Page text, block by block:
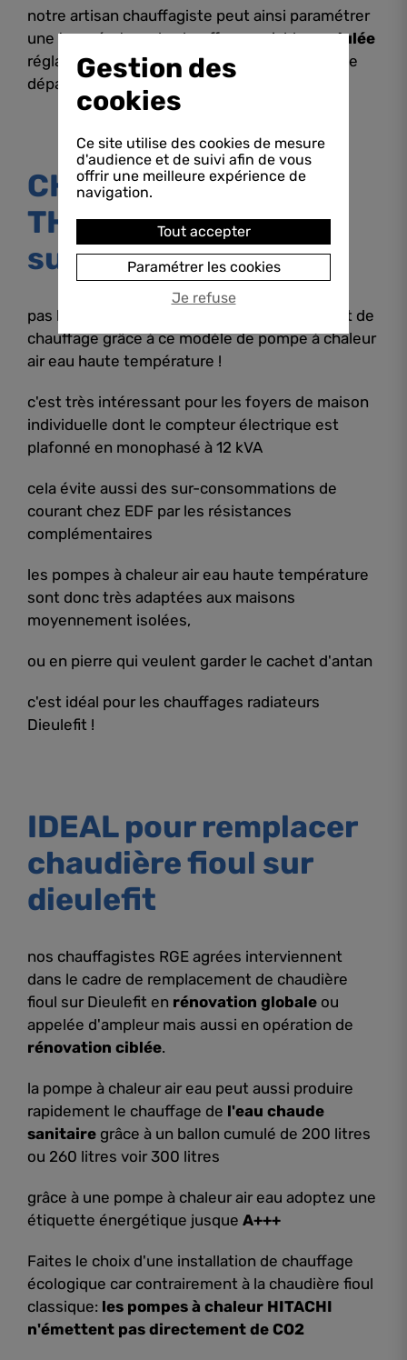
notre artisan chauffagiste peut ainsi paramétrer
une température de chauffage variablemodulée
réglable de20à80 degrésdans le circuits de
départ radiateurs .
CHAUFFAGE 100 %
THERMODYNAMIQUE
sur DIEULEFIT
pas besoin de résistance électrique d'appoint de
chauffage grâce à ce modèle de pompe à chaleur
air eau haute température !
c'est très intéressant pour les foyers de maison
individuelle dont le compteur électrique est
plafonné en monophasé à 12 kVA
cela évite aussi des sur-consommations de
courant chez EDF par les résistances
complémentaires
les pompes à chaleur air eau haute température
sont donc très adaptées aux maisons
moyennement isolées,
ou en pierre qui veulent garder le cachet d'antan
c'est idéal pour les chauffages radiateurs
Dieulefit !
IDEAL pour remplacer
chaudière fioul sur
dieulefit
nos chauffagistes RGE agrées interviennent
dans le cadre de remplacement de chaudière
fioul sur Dieulefit en rénovation globale ou
appelée d'ampleur mais aussi en opération de
rénovation ciblée.
la pompe à chaleur air eau peut aussi produire
rapidement le chauffage de l'eau chaude
sanitaire grâce à un ballon cumulé de 200 litres
ou 260 litres voir 300 litres
grâce à une pompe à chaleur air eau adoptez une
étiquette énergétique jusque A+++
Faites le choix d'une installation de chauffage
écologique car contrairement à la chaudière fioul
classique: les pompes à chaleur HITACHI
n'émettent pas directement de CO2
Gestion des
cookies
Ce site utilise des cookies de mesure
d'audience et de suivi afin de vous
offrir une meilleure expérience de
navigation.
Tout accepter
Paramétrer les cookies
Je refuse